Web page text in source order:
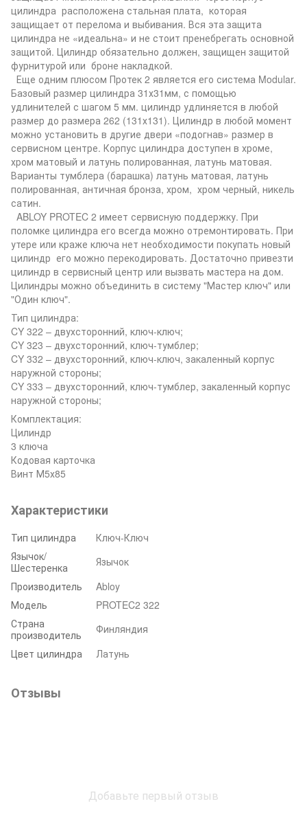
цилиндра расположена стальная плата, которая
защищает от перелома и выбивания. Вся эта защита
цилиндра не «идеальна» и не стоит пренебрегать основной
защитой. Цилиндр обязательно должен, защищен защитой
фурнитурой или броне накладкой.
Еще одним плюсом Протек 2 является его система Modular.
Базовый размер цилиндра 31х31мм, с помощью
удлинителей с шагом 5 мм. цилиндр удлиняется в любой
размер до размера 262 (131х131). Цилиндр в любой момент
можно установить в другие двери «подогнав» размер в
сервисном центре. Корпус цилиндра доступен в хроме,
хром матовый и латунь полированная, латунь матовая.
Варианты тумблера (барашка) латунь матовая, латунь
полированная, античная бронза, хром, хром черный, никель
сатин.
ABLOY PROTEC 2 имеет сервисную поддержку. При
поломке цилиндра его всегда можно отремонтировать. При
утере или краже ключа нет необходимости покупать новый
цилиндр его можно перекодировать. Достаточно привезти
цилиндр в сервисный центр или вызвать мастера на дом.
Цилиндры можно объединить в систему "Мастер ключ" или
"Один ключ".
Тип цилиндра:
CY 322 – двухсторонний, ключ-ключ;
CY 323 – двухсторонний, ключ-тумблер;
CY 332 – двухсторонний, ключ-ключ, закаленный корпус
наружной стороны;
CY 333 – двухсторонний, ключ-тумблер, закаленный корпус
наружной стороны;
Комплектация:
Цилиндр
3 ключа
Кодовая карточка
Винт М5х85
Характеристики
Тип цилиндра
Ключ-Ключ
Язычок/
Шестеренка
Язычок
Производитель
Abloy
Модель
PROTEC2 322
Страна
производитель
Финляндия
Цвет цилиндра
Латунь
Отзывы
Добавьте первый отзыв